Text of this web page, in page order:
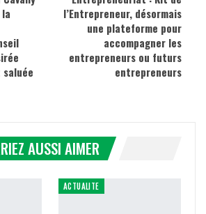
l’Entrepreneur, désormais
une plateforme pour
accompagner les
entrepreneurs ou futurs
entrepreneurs
AUSSI AIMER
ACTUALITE